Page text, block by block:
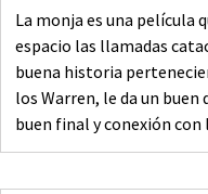
La monja es una película
espacio las llamadas
buena historia
los Warren, le da un buen
buen final y conexión